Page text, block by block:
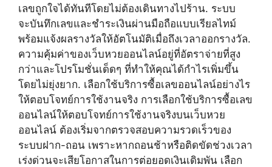
เลขถูกใจได้ทันทีโดยไม่ต้องเดินทางไปร้าน. ระบบ
จะบันทึกเลขและชำระเงินผ่านมือถือแบบเรียลไทม์
พร้อมแจ้งผลรางวัลให้อัตโนมัติเมื่อถึงเวลาออกรางวัล.
ความคุ้มค่าของเว็บหวยออนไลน์อยู่ที่อัตราจ่ายที่สูง
กว่าและโปรโมชั่นเด็ดๆ ที่ทำให้คุณได้กำไรเพิ่มขึ้น
โดยไม่ยุ่งยาก. เลือกใช้บริการซื้อเลขออนไลน์อย่างไร
ให้ตอบโจทย์การใช้งานจริง การเลือกใช้บริการซื้อเลข
ออนไลน์ให้ตอบโจทย์การใช้งานจริงบนเว็บหวย
ออนไลน์ ต้องเริ่มจากตรวจสอบความรวดเร็วของ
ระบบฝาก-ถอน เพราะหากถอนช้าหรือติดขัดช่วงเวลา
เร่งด่วนจะเสียโอกาสในการต่อยอดเงินเดิมพัน เลือก